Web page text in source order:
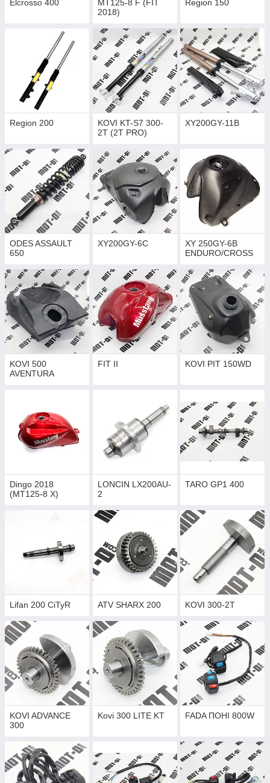
Elcrosso 400
MT125-8 F (FIT
2018)
Region 150
Region 200
KOVI KT-S7 300-
2T (2Т PRO)
XY200GY-11B
ODES ASSAULT
650
XY200GY-6C
XY 250GY-6B
ENDURO/CROSS
KOVI 500
AVENTURA
FIT II KOVI PIT 150WD
Dingo 2018
(MT125-8 X)
LONCIN LX200AU-
2
TARO GP1 400
Lifan 200 CiTyR ATV SHARX 200 KOVI 300-2T
KOVI ADVANCE
300
Kovi 300 LITE KT FADA ПОНІ 800W